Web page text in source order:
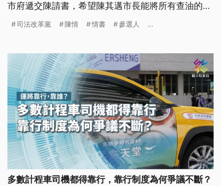
市府遞交陳請書，希望陳其邁市長能將所有查油的資
司法改革黨 陳情 情書 參選人 ...
多數計程車司機都得靠行，靠行制度為何爭議不斷？